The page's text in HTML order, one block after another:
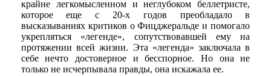
крайне легкомысленном и неглубоком беллетристе,
которое еще с 20-х годов преобладало в
высказываниях критиков о Фицджеральде и помогало
укрепляться «легенде», сопутствовавшей ему на
протяжении всей жизни. Эта «легенда» заключала в
себе нечто достоверное и бесспорное. Но она не
только не исчерпывала правды, она искажала ее.